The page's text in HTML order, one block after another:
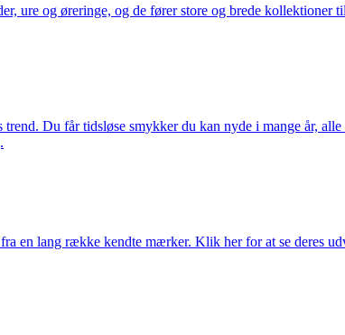
ure og øreringe, og de fører store og brede kollektioner
Du får tidsløse smykker du kan nyde i mange år,
en lang række kendte mærker. Klik her for at se deres